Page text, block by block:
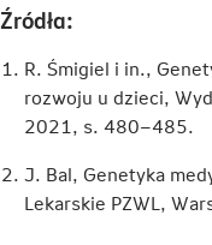
nowej
karcie
Źródła:
R. Śmigiel i in.,
rozwoju u dzieci,
2021, s. 480–485.
J. Bal, Genetyka
Lekarskie PZWL,